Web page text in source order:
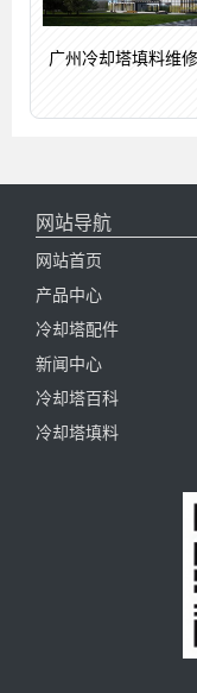
广州冷却塔填料维
网站导航
网站首页
产品中心
冷却塔配件
新闻中心
冷却塔百科
冷却塔填料